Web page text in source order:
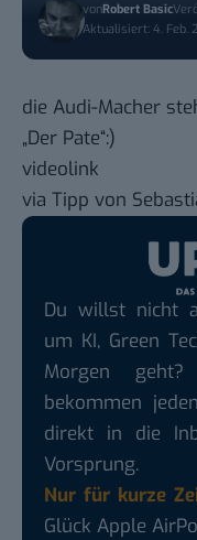
vonRobert Basic
Aktualisiert: 4. Feb.
die Audi-Macher
„Der Pate“:)
videolink
via Tipp von
Du willst nicht
um KI, Green
Morgen
bekommen
direkt in die
Vorsprung.
Nur für kurze
Glück Apple